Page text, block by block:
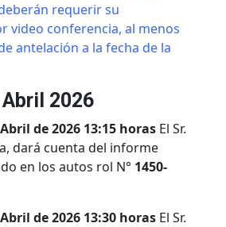
requerir su
video conferencia, al menos
antelación a la fecha de la
Abril 2026
de 2026 13:15 horas El Sr.
dará cuenta del informe
en los autos rol N° 1450-
de 2026 13:30 horas El Sr.